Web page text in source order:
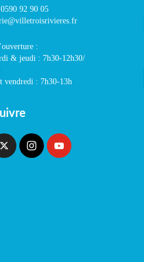
92 90 05
:
& jeudi : 7h30-12h30/
vendredi : 7h30-13h